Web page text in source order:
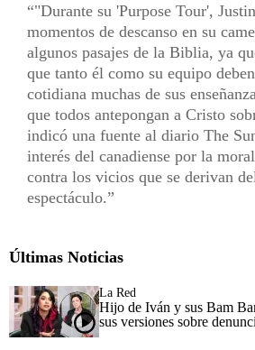
"Durante su 'Purpose Tour',
momentos de descanso en su
algunos pasajes de la Biblia, ya
que tanto él como su equipo
cotidiana muchas de sus
que todos antepongan a Cristo
indicó una fuente al diario The
interés del canadiense por la
contra los vicios que se derivan
espectáculo.
Últimas Noticias
La Red
Hijo de Iván y sus Bam
sus versiones sobre